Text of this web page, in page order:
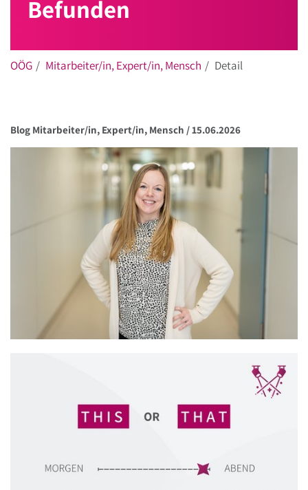
Befunden
OÖG Mitarbeiter/in, Expert/in, Mensch Detail
Blog Mitarbeiter/in, Expert/in, Mensch /15.06.2026